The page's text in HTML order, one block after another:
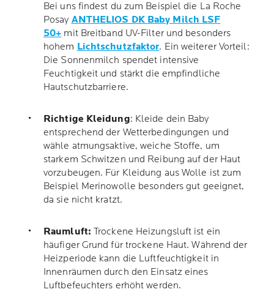
Bei uns findest du zum Beispiel die La Roche
Posay ANTHELIOS DK Baby Milch LSF
50+ mit Breitband UV-Filter und besonders
hohem Lichtschutzfaktor. Ein weiterer Vorteil:
Die Sonnenmilch spendet intensive
Feuchtigkeit und stärkt die empfindliche
Hautschutzbarriere.
Richtige Kleidung: Kleide dein Baby
entsprechend der Wetterbedingungen und
wähle atmungsaktive, weiche Stoffe, um
starkem Schwitzen und Reibung auf der Haut
vorzubeugen. Für Kleidung aus Wolle ist zum
Beispiel Merinowolle besonders gut geeignet,
da sie nicht kratzt.
Raumluft: Trockene Heizungsluft ist ein
häufiger Grund für trockene Haut. Während der
Heizperiode kann die Luftfeuchtigkeit in
Innenräumen durch den Einsatz eines
Luftbefeuchters erhöht werden.